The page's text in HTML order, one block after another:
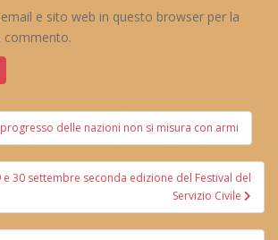
e sito web in questo browser per la
commento.
delle nazioni non si misura con armi
e 30 settembre seconda edizione del Festival del
Servizio Civile